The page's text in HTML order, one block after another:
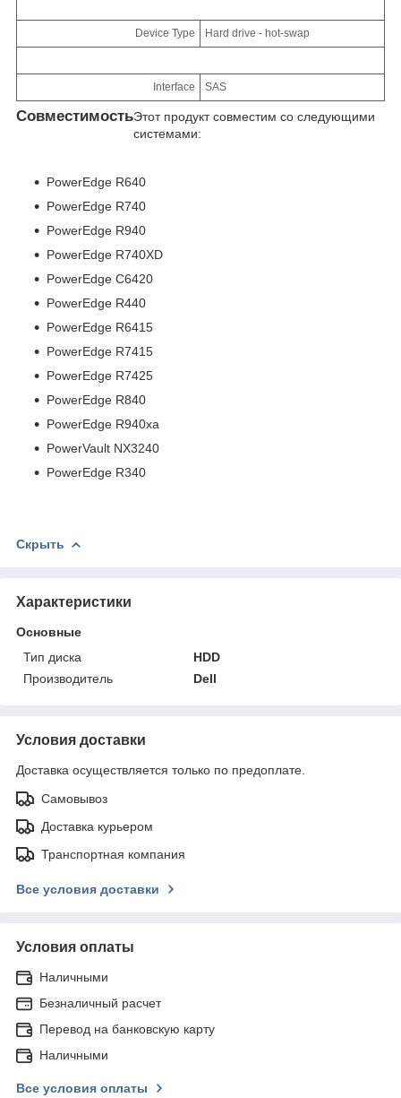
Device Type Hard drive - hot-swap
Interface SAS
СовместимостьЭтот продукт совместим со следующими
системами:
PowerEdge R640
PowerEdge R740
PowerEdge R940
PowerEdge R740XD
PowerEdge C6420
PowerEdge R440
PowerEdge R6415
PowerEdge R7415
PowerEdge R7425
PowerEdge R840
PowerEdge R940xa
PowerVault NX3240
PowerEdge R340
Скрыть
Характеристики
Основные
Тип диска
HDD
Производитель
Dell
Условия доставки
Доставка осуществляется только по предоплате.
Самовывоз
Доставка курьером
Транспортная компания
Все условия доставки
Условия оплаты
Наличными
Безналичный расчет
Перевод на банковскую карту
Наличными
Все условия оплаты